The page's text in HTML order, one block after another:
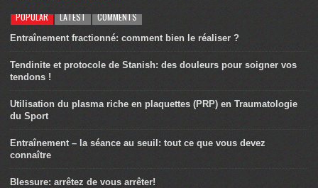
POPULAR LATEST COMMENTS
Entraînement fractionné: comment bien le réaliser ?
Tendinite et protocole de Stanish: des douleurs pour soigner vos
tendons !
Utilisation du plasma riche en plaquettes (PRP) en Traumatologie
du Sport
Entraînement – la séance au seuil: tout ce que vous devez
connaître
Blessure: arrêtez de vous arrêter!